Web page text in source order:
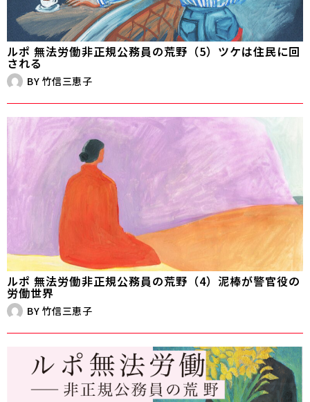
ルポ 無法労働――非正規公務員の荒野（5）ツケは住民に回
される
BY 竹信三恵子
ルポ 無法労働――非正規公務員の荒野（4）泥棒が警官役の
労働世界
BY 竹信三恵子